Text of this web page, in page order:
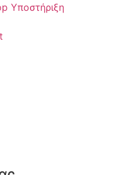
Υποστήριξη